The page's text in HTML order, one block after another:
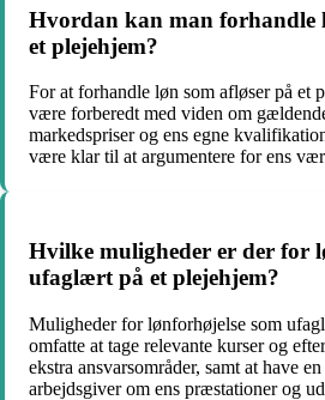
Hvordan kan man forhandle
et plejehjem?
For at forhandle løn som afløser på et
være forberedt med viden om
markedspriser og ens egne
være klar til at argumentere for ens
Hvilke muligheder er der for
ufaglært på et plejehjem?
Muligheder for lønforhøjelse som
omfatte at tage relevante kurser og
ekstra ansvarsområder, samt at have
arbejdsgiver om ens præstationer og